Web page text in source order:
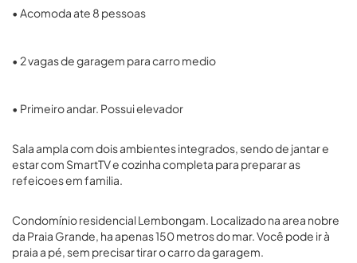
• Acomoda ate 8 pessoas
• 2 vagas de garagem para carro medio
• Primeiro andar. Possui elevador
Sala ampla com dois ambientes integrados, sendo de jantar e
estar com SmartTV e cozinha completa para preparar as
refeicoes em familia.
Condomínio residencial Lembongam. Localizado na area nobre
da Praia Grande, ha apenas 150 metros do mar. Você pode ir à
praia a pé, sem precisar tirar o carro da garagem.